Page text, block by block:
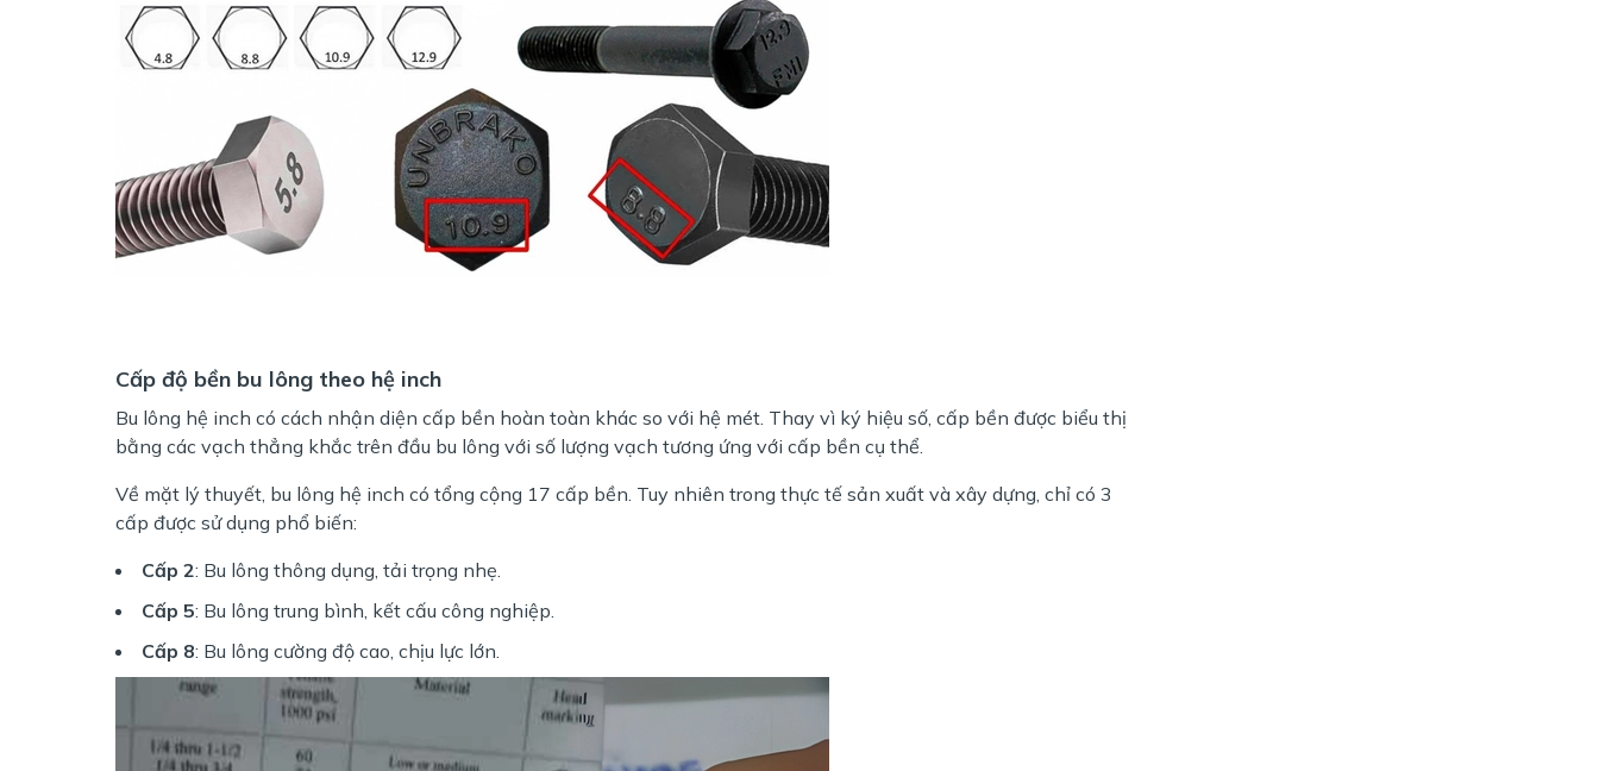
Cấp độ bền bu lông theo hệ inch
Bu lông hệ inch có cách nhận diện cấp bền hoàn toàn khác so với hệ mét. Thay vì ký hiệu số, cấp bền được biểu thị
bằng các vạch thẳng khắc trên đầu bu lông với số lượng vạch tương ứng với cấp bền cụ thể.
Về mặt lý thuyết, bu lông hệ inch có tổng cộng 17 cấp bền. Tuy nhiên trong thực tế sản xuất và xây dựng, chỉ có 3
cấp được sử dụng phổ biến:
Cấp 2: Bu lông thông dụng, tải trọng nhẹ.
Cấp 5: Bu lông trung bình, kết cấu công nghiệp.
Cấp 8: Bu lông cường độ cao, chịu lực lớn.